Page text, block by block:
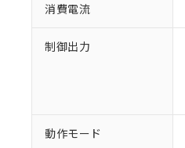
消費電流
制御出力
動作モード